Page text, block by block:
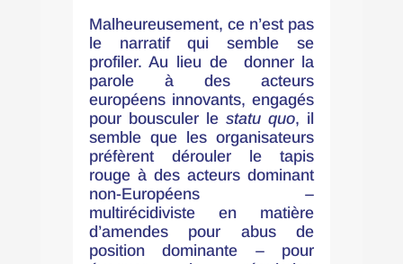
Malheureusement, ce n’est pas
le narratif qui semble se
profiler. Au lieu de donner la
parole à des acteurs
européens innovants, engagés
pour bousculer lestatu quo, il
semble que les organisateurs
préfèrent dérouler le tapis
rouge à des acteurs dominant
non-Européens –
multirécidiviste en matière
d’amendes pour abus de
position dominante – pour